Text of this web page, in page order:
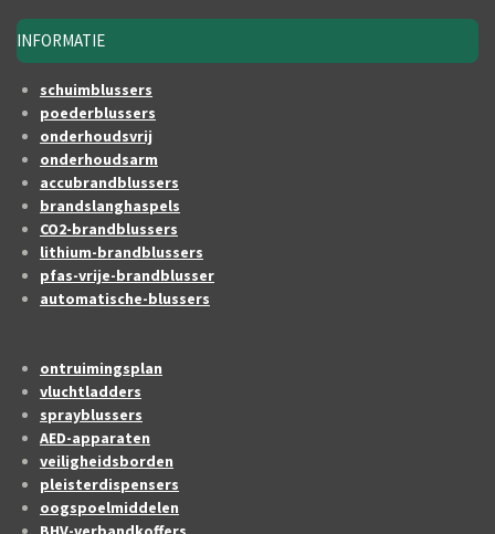
INFORMATIE
schuimblussers
poederblussers
onderhoudsvrij
onderhoudsarm
accubrandblussers
brandslanghaspels
CO2-brandblussers
lithium-brandblussers
pfas-vrije-brandblusser
automatische-blussers
ontruimingsplan
vluchtladders
sprayblussers
AED-apparaten
veiligheidsborden
pleisterdispensers
oogspoelmiddelen